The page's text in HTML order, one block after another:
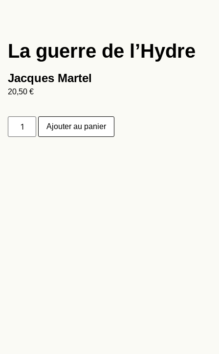
La guerre de l’Hydre
Jacques Martel
20,50 €
Ajouter au panier